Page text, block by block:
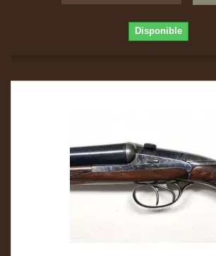
Disponible